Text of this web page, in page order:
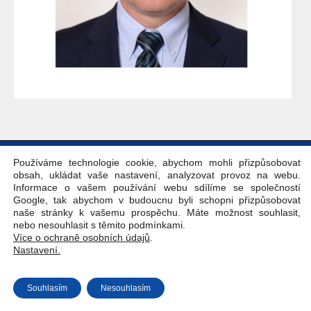
SEO
Používáme technologie cookie, abychom mohli přizpůsobovat
obsah, ukládat vaše nastavení, analyzovat provoz na webu.
Informace o vašem používání webu sdílíme se společností
Google, tak abychom v budoucnu byli schopni přizpůsobovat
naše stránky k vašemu prospěchu. Máte možnost souhlasit,
nebo nesouhlasit s těmito podmínkami.
Více o ochraně osobních údajů
Nastavení.
Souhlasím Nesouhlasím